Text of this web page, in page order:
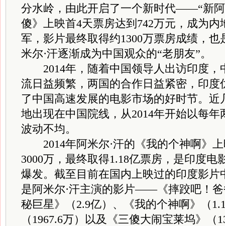
分水岭，由此开启了一个新时代——“新阿
傻》上映首4天票房达到742万元，成为
军，影片最终取得约1300万票房成绩，
米尔·汗逐渐成为中国观众的“老朋友”。
2014年，随着中国领导人出访印度，
流日益频繁，两国的合作日益紧密，印度
了中国高速发展的电影市场的好时节。
地出现在中国院线，从2014年开始以每
波动不均。
2014年阿米尔·汗的《我的个神啊》上
3000万，最终取得1.18亿票房，是印度电
爆发。截至目前在国内上映过的印度影片
是阿米尔·汗主演的影片——《摔跤吧！爸
秘巨星》（2.9亿）、《我的个神啊》（
（1967.6万）以及《三傻大闹宝莱坞》（